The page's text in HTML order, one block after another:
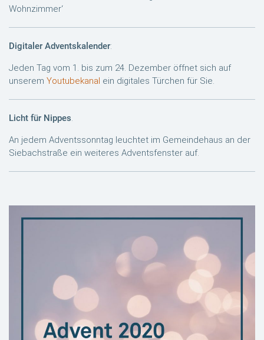
Wohnzimmer‘
Digitaler Adventskalender:
Jeden Tag vom 1. bis zum 24. Dezember öffnet sich auf
unserem Youtubekanal ein digitales Türchen für Sie.
Licht für Nippes.
An jedem Adventssonntag leuchtet im Gemeindehaus an der
Siebachstraße ein weiteres Adventsfenster auf.